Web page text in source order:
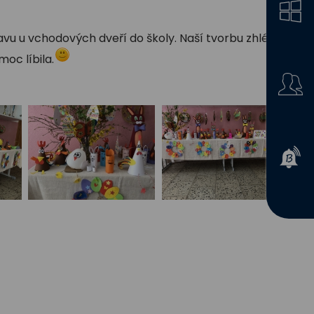
u vchodových dveří do školy. Naší tvorbu zhlédli i
líbila.